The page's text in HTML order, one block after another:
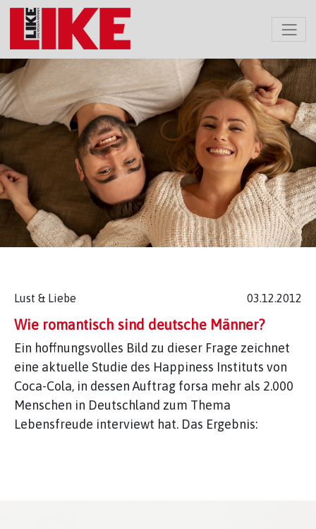
Lust & Liebe 03.12.2012
Wie romantisch sind deutsche Männer?
Ein hoffnungsvolles Bild zu dieser Frage zeichnet
eine aktuelle Studie des Happiness Instituts von
Coca-Cola, in dessen Auftrag forsa mehr als 2.000
Menschen in Deutschland zum Thema
Lebensfreude interviewt hat. Das Ergebnis: